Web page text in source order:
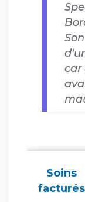
car
Soins
facturés